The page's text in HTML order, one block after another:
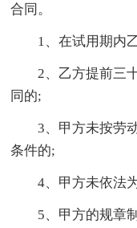
合同。
1、在试用期内
2、乙方提前三
同的;
3、甲方未按劳
条件的;
4、甲方未依法
5、甲方的规章